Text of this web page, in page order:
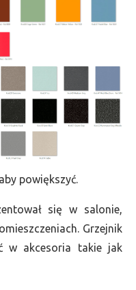
powiększyć.
się w salonie,
Grzejnik
w akcesoria takie jak